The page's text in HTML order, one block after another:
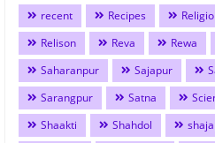
recent
Recipes
Relison
Reva Rewa
Saharanpur
Sajapur
Sarangpur
Satna
Shaakti
Shahdol